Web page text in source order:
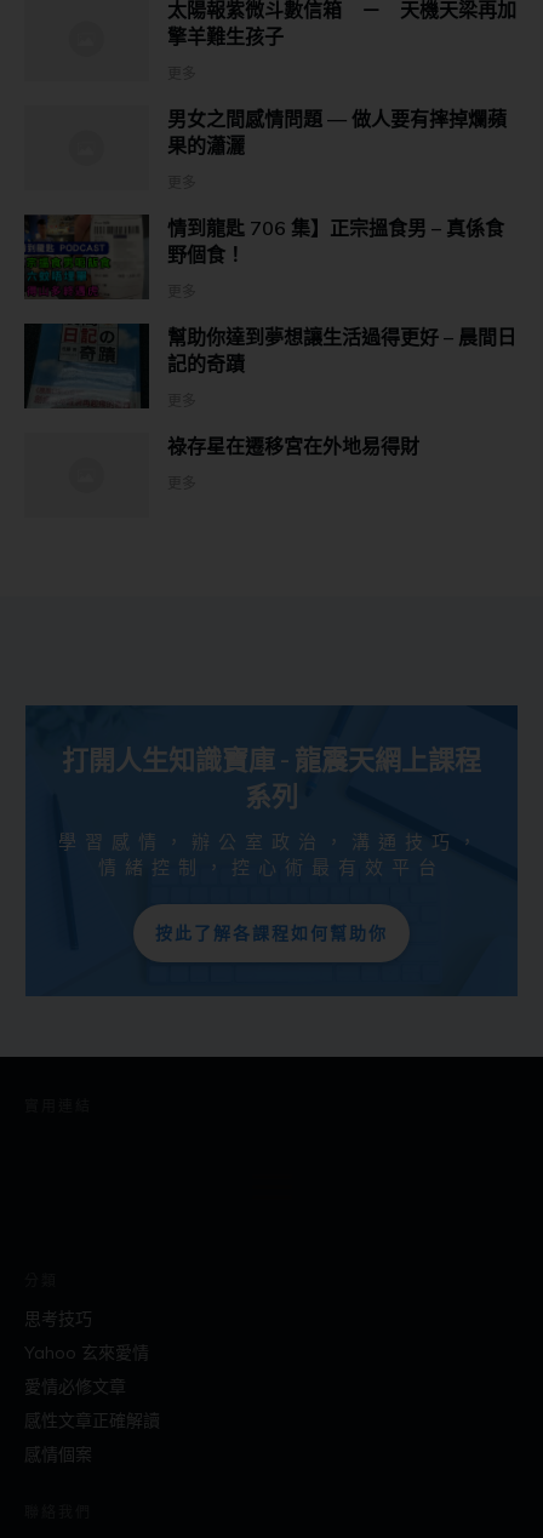
太陽報紫微斗數信箱 － 天機天梁再加
擎羊難生孩子
男女之間感情問題 — 做人要有摔掉爛蘋
果的瀟灑
情到龍匙 706 集】正宗搵食男 – 真係食
野個食！
幫助你達到夢想讓生活過得更好 – 晨間日
記的奇蹟
祿存星在遷移宮在外地易得財
打開人生知識寶庫 - 龍震天網上課程
系列
學習感情，辦公室政治，溝通技巧，
情緒控制，控心術最有效平台
按此了解各課程如何幫助你
思考技巧
Yahoo 玄來愛情
愛情必修文章
感性文章正確解讀
感情個案